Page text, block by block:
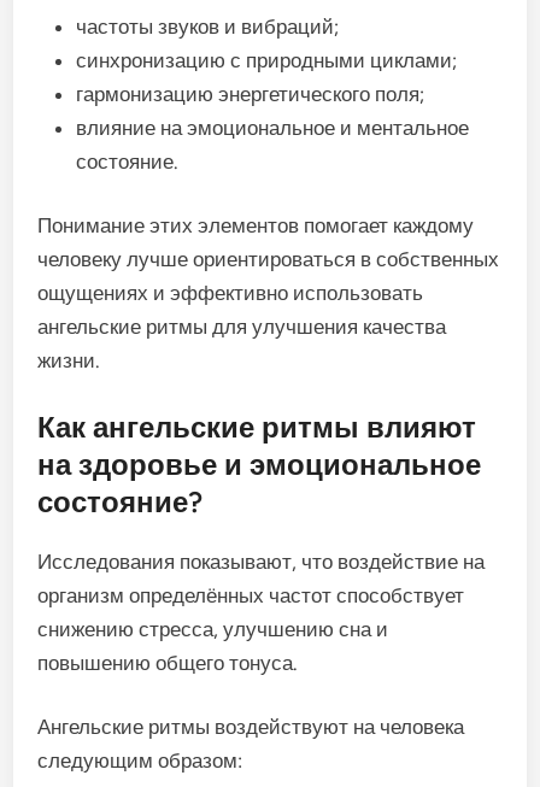
частоты звуков и вибраций;
синхронизацию с природными циклами;
гармонизацию энергетического поля;
влияние на эмоциональное и ментальное
состояние.
Понимание этих элементов помогает каждому
человеку лучше ориентироваться в собственных
ощущениях и эффективно использовать
ангельские ритмы для улучшения качества
жизни.
Как ангельские ритмы влияют
на здоровье и эмоциональное
состояние?
Исследования показывают, что воздействие на
организм определённых частот способствует
снижению стресса, улучшению сна и
повышению общего тонуса.
Ангельские ритмы воздействуют на человека
следующим образом: